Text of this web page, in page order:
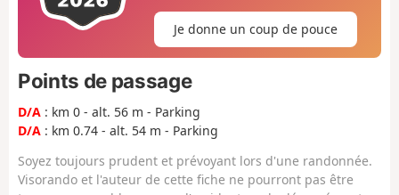
Je donne un coup de pouce
Points de passage
D/A : km 0 - alt. 56 m - Parking
D/A : km 0.74 - alt. 54 m - Parking
Soyez toujours prudent et prévoyant lors d'une randonnée.
Visorando et l'auteur de cette fiche ne pourront pas être